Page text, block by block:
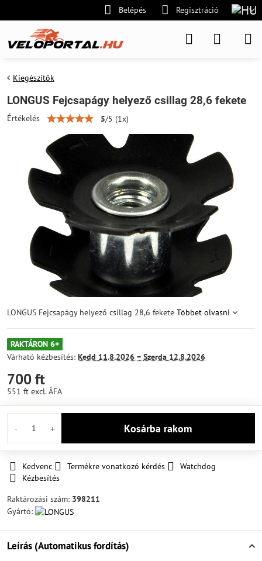
Belépés Regisztráció
Kiegészítők
LONGUS Fejcsapágy helyező csillag 28,6 fekete
Értékelés 5/5 (1x)
LONGUS Fejcsapágy helyező csillag 28,6 fekete Többet olvasni
RAKTÁRON 6+
Várható kézbesítés: Kedd 11.8.2026 − Szerda 12.8.2026
700 ft
551 ft excl. ÁFA
Kosárba rakom
Kedvenc Termékre vonatkozó kérdés
Watchdog
Kézbesítés
Raktározási szám: 398211
Gyártó:
Leírás (Automatikus fordítás)